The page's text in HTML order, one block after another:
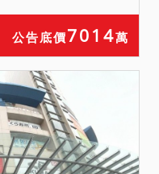
公告底價7014萬